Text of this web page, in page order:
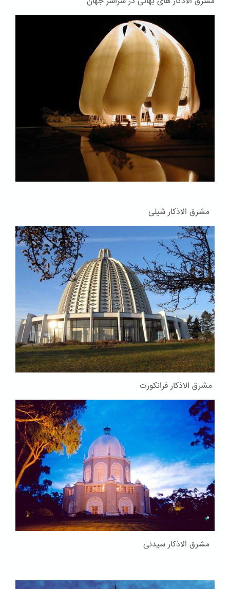
مشرق الاذکار شیلی
مشرق الاذکار فرانکورت
مشرق الاذکار سیدنی